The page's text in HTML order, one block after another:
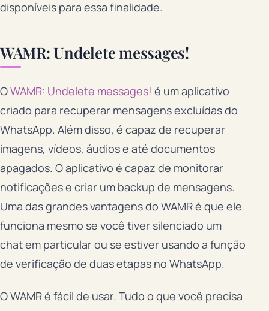
disponíveis para essa finalidade.
WAMR: Undelete messages!
OWAMR: Undelete messages! é um aplicativo
criado para recuperar mensagens excluídas do
WhatsApp. Além disso, é capaz de recuperar
imagens, vídeos, áudios e até documentos
apagados. O aplicativo é capaz de monitorar
notificações e criar um backup de mensagens.
Uma das grandes vantagens do WAMR é que ele
funciona mesmo se você tiver silenciado um
chat em particular ou se estiver usando a função
de verificação de duas etapas no WhatsApp.
O WAMR é fácil de usar. Tudo o que você precisa